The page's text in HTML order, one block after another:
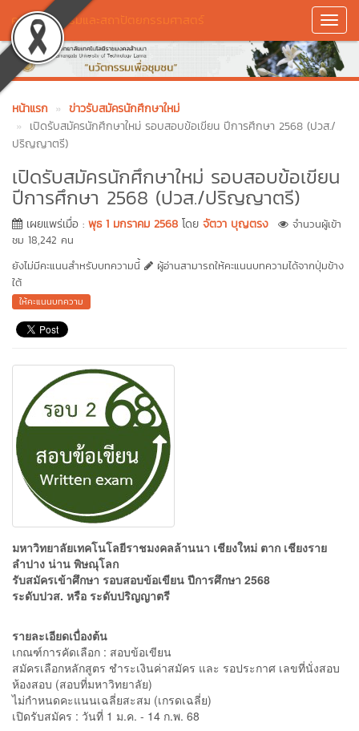
คณะศิลปกรรมและสถาปัตยกรรมศาสตร์
หน้าแรก
ข่าวรับสมัครนักศึกษาใหม่
เปิดรับสมัครนักศึกษาใหม่ รอบสอบข้อเขียน ปีการศึกษา 2568 (ปวส./
ปริญญาตรี)
เปิดรับสมัครนักศึกษาใหม่ รอบสอบข้อเขียน
ปีการศึกษา 2568 (ปวส./ปริญญาตรี)
เผยแพร่เมื่อ : พุธ 1 มกราคม 2568 โดย จัตวา บุญตรง
จำนวนผู้เข้า
ชม 18,242 คน
ยังไม่มีคะแนนสำหรับบทความนี้
ผู้อ่านสามารถให้คะแนนบทความได้จากปุ่มข้าง
ใต้
ให้คะแนนบทความ
มหาวิทยาลัยเทคโนโลยีราชมงคลล้านนา เชียงใหม่ ตาก เชียงราย
ลำปาง น่าน พิษณุโลก
รับสมัครเข้าศึกษา รอบสอบข้อเขียน ปีการศึกษา 2568
ระดับปวส. หรือ ระดับปริญญาตรี
รายละเอียดเบื่องต้น
เกณฑ์การคัดเลือก : สอบข้อเขียน
สมัครเลือกหลักสูตร ชำระเงินค่าสมัคร และ รอประกาศ เลขที่นั่งสอบ
ห้องสอบ (สอบที่มหาวิทยาลัย)
ไม่กำหนดคะแนนเฉลี่ยสะสม (เกรดเฉลี่ย)
เปิดรับสมัคร : วันที่ 1 ม.ค. - 14 ก.พ. 68